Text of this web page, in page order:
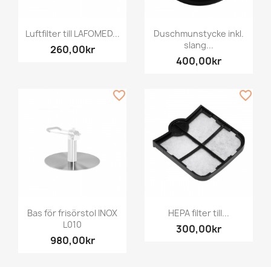
Luftfilter till LAFOMED...
260,00kr
Duschmunstycke inkl.
slang...
400,00kr
Bas för frisörstol INOX
L010
980,00kr
favorite_border
HEPA filter till...
300,00kr
favorite_border